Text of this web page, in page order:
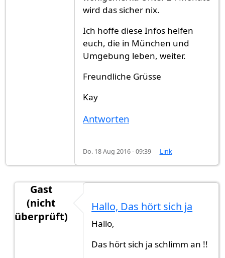
wird das sicher nix.
Ich hoffe diese Infos helfen
euch, die in München und
Umgebung leben, weiter.
Freundliche Grüsse
Kay
Antworten
Do. 18 Aug 2016 - 09:39 Link
Gast
(nicht
überprüft)
Hallo zusammen, hab meine
Hallo, Das hört sich ja
Hallo,
Das hört sich ja schlimm an !!